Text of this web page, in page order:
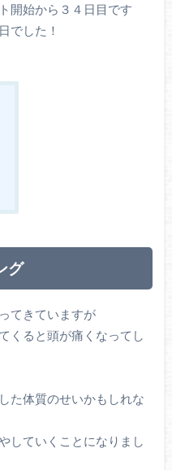
開始から３４日目です
でした！
グ
てきていますが
くると頭が痛くなってし
た体質のせいかもしれな
していくことになりまし